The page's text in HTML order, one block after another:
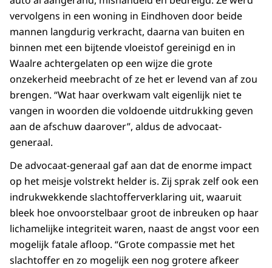
vervolgens in een woning in Eindhoven door beide
mannen langdurig verkracht, daarna van buiten en
binnen met een bijtende vloeistof gereinigd en in
Waalre achtergelaten op een wijze die grote
onzekerheid meebracht of ze het er levend van af zou
brengen. “Wat haar overkwam valt eigenlijk niet te
vangen in woorden die voldoende uitdrukking geven
aan de afschuw daarover”, aldus de advocaat-
generaal.
De advocaat-generaal gaf aan dat de enorme impact
op het meisje volstrekt helder is. Zij sprak zelf ook een
indrukwekkende slachtofferverklaring uit, waaruit
bleek hoe onvoorstelbaar groot de inbreuken op haar
lichamelijke integriteit waren, naast de angst voor een
mogelijk fatale afloop. “Grote compassie met het
slachtoffer en zo mogelijk een nog grotere afkeer